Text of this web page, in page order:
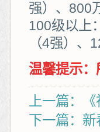
强）、800
100级以上
（4强）
温馨提示
上一篇：
下一篇：